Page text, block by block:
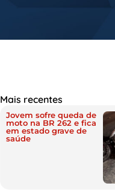
Mais recentes
Jovem sofre queda de
moto na BR 262 e fica
em estado grave de
saúde